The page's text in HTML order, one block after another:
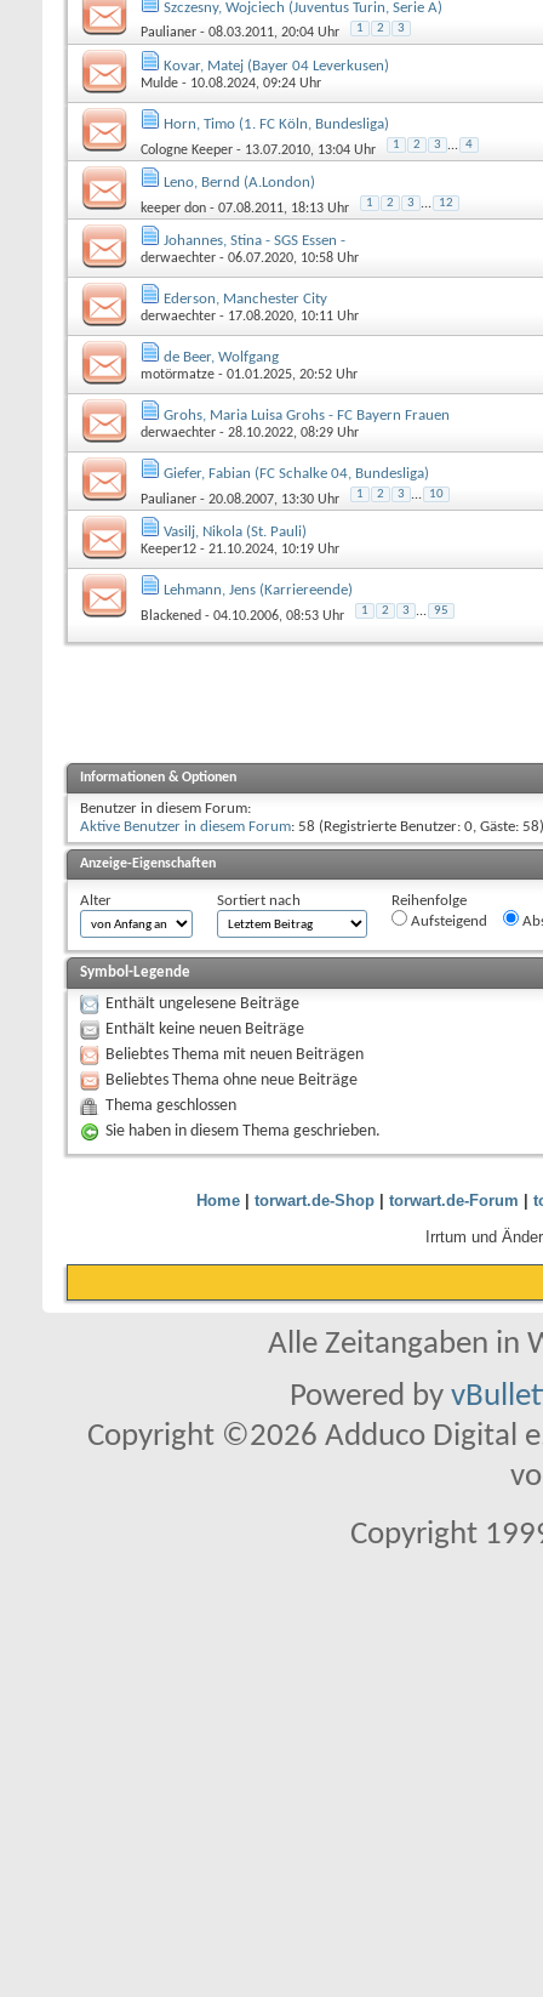
Szczesny, Wojciech (Juventus Turin, Serie A)
Paulianer - 08.03.2011, 20:04 Uhr 1 2 3
Kovar, Matej (Bayer 04 Leverkusen)
Mulde - 10.08.2024, 09:24 Uhr
Horn, Timo (1. FC Köln, Bundesliga)
Cologne Keeper - 13.07.2010, 13:04 Uhr 1 2 3 ... 4
Leno, Bernd (A.London)
keeper don - 07.08.2011, 18:13 Uhr 1 2 3 ... 12
Johannes, Stina - SGS Essen -
derwaechter - 06.07.2020, 10:58 Uhr
Ederson, Manchester City
derwaechter - 17.08.2020, 10:11 Uhr
de Beer, Wolfgang
motörmatze - 01.01.2025, 20:52 Uhr
Grohs, Maria Luisa Grohs - FC Bayern Frauen
derwaechter - 28.10.2022, 08:29 Uhr
Giefer, Fabian (FC Schalke 04, Bundesliga)
Paulianer - 20.08.2007, 13:30 Uhr 1 2 3 ... 10
Vasilj, Nikola (St. Pauli)
Keeper12 - 21.10.2024, 10:19 Uhr
Lehmann, Jens (Karriereende)
Blackened - 04.10.2006, 08:53 Uhr 1 2 3 ... 95
Informationen & Optionen
Benutzer in diesem Forum:
Aktive Benutzer in diesem Forum: 58 (Registrierte Benutzer: 0, Gäste: 58)
Anzeige-Eigenschaften
Alter Sortiert nach
Reihenfolge
Aufsteigend
Symbol-Legende
Enthält ungelesene Beiträge
Enthält keine neuen Beiträge
Beliebtes Thema mit neuen Beiträgen
Beliebtes Thema ohne neue Beiträge
Thema geschlossen
Sie haben in diesem Thema geschrieben.
Home| torwart.de-Shop| torwart.de-Forum |
Irrtum und
Alle Zeitangaben in
Powered by
Copyright ©2026 Adduco Digital
Copyright